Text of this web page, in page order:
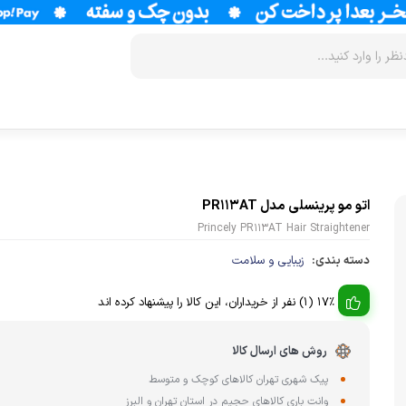
آون توستر
مولتی کوکر
اجاق گاز
زودپز
گریل
وافل ساز
اسپرسو ساز
لوازم
اتو مو پرینسلی مدل PR113AT
Princely PR113AT Hair Straightener
دسته بندی: زیبایی و سلامت
17% (1) نفر از خریداران، این کالا را پیشنهاد کرده اند
روش های ارسال کالا
پیک شهری تهران کالاهای کوچک و متوسط
وانت باری کالاهای حجیم در استان تهران و البرز